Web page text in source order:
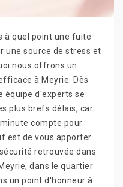
à quel point une fuite
une source de stress et
nous offrons un
à Meyrie. Dès
équipe d'experts se
plus brefs délais, car
compte pour
est de vous apporter
retrouvée dans
dans le quartier
un point d'honneur à